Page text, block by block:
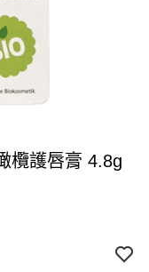
欖護唇膏 4.8g